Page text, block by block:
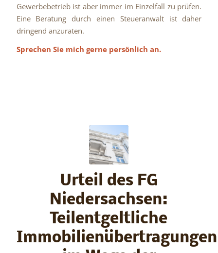
Gewerbebetrieb ist aber immer im Einzelfall zu prüfen.
Eine Beratung durch einen Steueranwalt ist daher
dringend anzuraten.
Sprechen Sie mich gerne persönlich an.
Urteil des FG
Niedersachsen:
Teilentgeltliche
Immobilienübertragungen